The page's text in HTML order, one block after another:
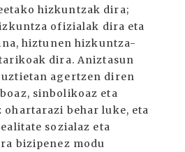
hizkuntzak dira;
ofizialak dira eta
hiztunen hizkuntza-
dira. Aniztasun
agertzen diren
sinbolikoaz eta
behar luke, eta
sozialaz eta
bizipenez modu